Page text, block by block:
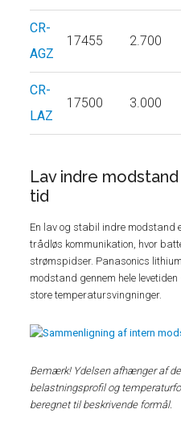
CR-
AGZ
17455 2.700
CR-
LAZ
17500 3.000
Lav indre
tid
En lav og stabil indre modstand
trådløs kommunikation, hvor
strømspidser. Panasonics
modstand gennem hele
store temperatursvingninger.
Bemærk! Ydelsen afhænger af
belastningsprofil og
beregnet til beskrivende formål.